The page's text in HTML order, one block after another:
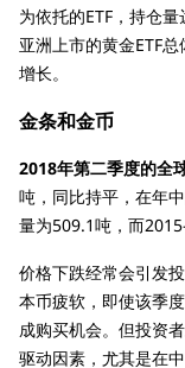
为依托的ETF，持仓
亚洲上市的黄金ETF
增长。
金条和金币
2018年第二季度的全
吨，同比持平，在年
量为509.1吨，而
价格下跌经常会引发
本币疲软，即使该季
成购买机会。但投资
驱动因素，尤其是在中